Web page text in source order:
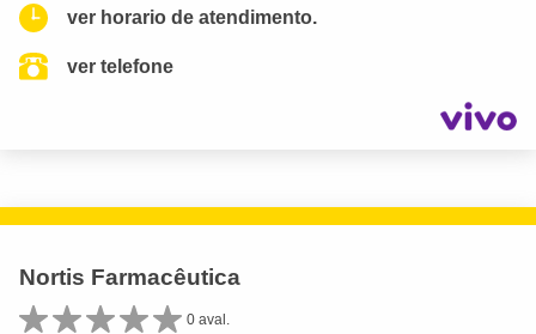
ver horario de atendimento.
ver telefone
Nortis Farmacêutica
0 aval.